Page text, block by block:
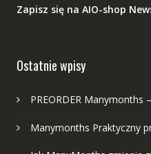
Zapisz się na AIO-shop
Ostatnie wpisy
PREORDER Manymonths
Manymonths Praktyczny